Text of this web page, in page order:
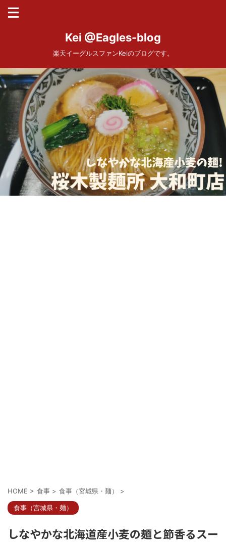
Kei @Eagles-blog
楽天イーグルスファンKeiのブログです。
HOME > 食事 > 食事（宮城県・麺） >
食事（宮城県・麺）
しなやかな北海道産小麦の麺と節香るスー